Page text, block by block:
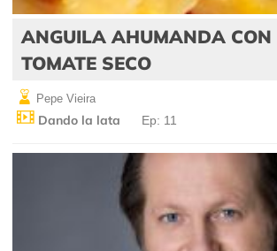
ANGUILA AHUMANDA CON
TOMATE SECO
Pepe Vieira
Dando la lata Ep: 11